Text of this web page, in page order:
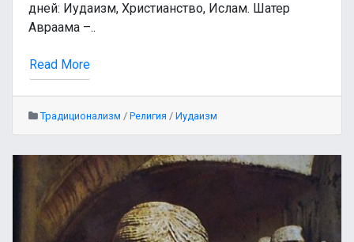
дней: Иудаизм, Христианство, Ислам. Шатер
Авраама –..
Read More
Традиционализм / Религия / Иудаизм